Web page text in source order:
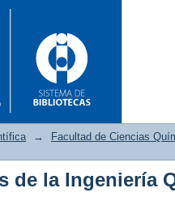
Ciencias de la
→
Facultad de Ciencias
de la Ingeniería